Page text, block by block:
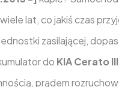
lat, co jakiś czas
zasilającej,
do KIA Cerato
prądem